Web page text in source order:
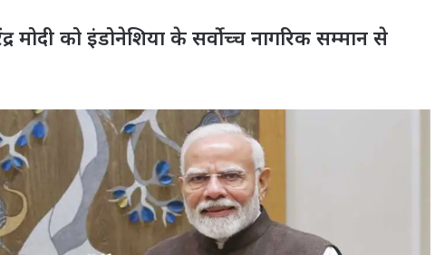
मोदी को इंडोनेशिया के सर्वोच्च नागरिक सम्मान से